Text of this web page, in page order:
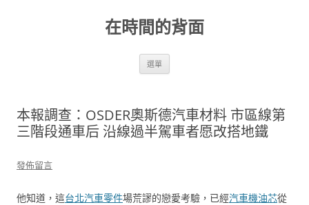
在時間的背面
選單
本報調查：OSDER奧斯德汽車材料 市區線第
三階段通車后 沿線過半駕車者愿改搭地鐵
發佈留言
他知道，這台北汽車零件場荒謬的戀愛考驗，已經汽車機油芯從